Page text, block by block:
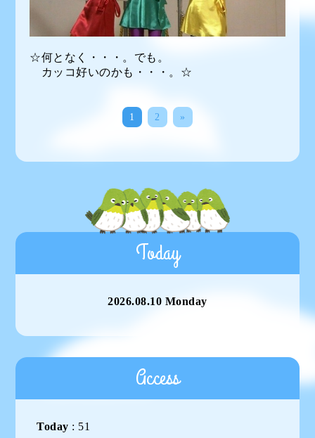
☆何となく・・・。でも。
カッコ好いのかも・・・。☆
1 2 »
Today
2026.08.10 Monday
Access
Today : 51